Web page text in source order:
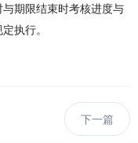
期限结束时考核进度与
执行。
下一篇